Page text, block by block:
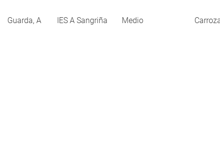
Guarda, A IES A Sangriña Medio